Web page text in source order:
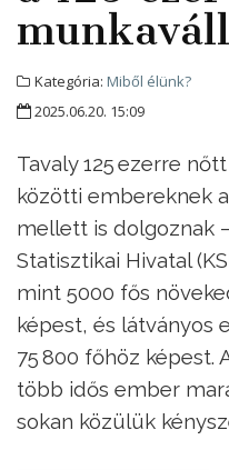
Kategória: Miből élünk?
2025.06.20. 15:09
Tavaly 125 ezerre
közötti embereknek
mellett is dolgoznak
Statisztikai Hivatal
mint 5000 fős
képest, és látványos
75 800 főhöz képest.
több idős ember
sokan közülük